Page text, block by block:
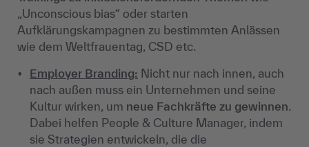
„Unconscious bias“ oder starten
Aufklärungskampagnen zu bestimmten Anlässen
wie dem Weltfrauentag, CSD etc.
Employer Branding: Nicht nur nach innen, auch
nach außen muss ein Unternehmen und seine
Kultur wirken, um neue Fachkräfte zu gewinnen.
Dabei helfen People & Culture Manager, indem
sie Strategien entwickeln, die die